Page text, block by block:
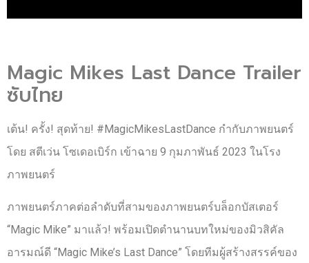
Magic Mikes Last Dance Trailer
ซับไทย
เต้น! ครั้ง! สุดท้าย! #MagicMikesLastDance กำกับภาพยนตร์
โดย สตีเว่น โซเดอเบิร์ก เข้าฉาย 9 กุมภาพันธ์ 2023 ในโรง
ภาพยนตร์
ภาพยนตร์ภาคต่อลำดับที่สามของภาพยนตร์บล็อกบัสเตอร์
“Magic Mike” มาแล้ว! พร้อมเปิดตำนานบทใหม่ของมิวสิคัล
อารมณ์ดี “Magic Mike’s Last Dance” โดยทีมผู้สร้างสรรค์ของ